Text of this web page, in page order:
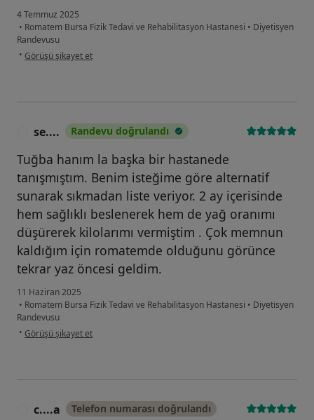
4 Temmuz 2025
• Romatem Bursa Fizik Tedavi ve Rehabilitasyon Hastanesi • Diyetisyen
Randevusu
• kullanıcının görüşüne göre g....t
Görüşü şikayet et
se.... Randevu doğrulandı
Tuğba hanım la başka bir hastanede
tanışmıştım. Benim isteğime göre alternatif
sunarak sıkmadan liste veriyor. 2 ay içerisinde
hem sağlıklı beslenerek hem de yağ oranımı
düşürerek kilolarımı vermiştim . Çok memnun
kaldığım için romatemde olduğunu görünce
tekrar yaz öncesi geldim.
11 Haziran 2025
• Romatem Bursa Fizik Tedavi ve Rehabilitasyon Hastanesi • Diyetisyen
Randevusu
• kullanıcının görüşüne göre se....
Görüşü şikayet et
c....a Telefon numarası doğrulandı